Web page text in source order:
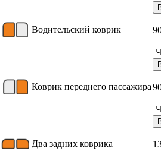
Водительский коврик
Коврик переднего пассажира
Два задних коврика